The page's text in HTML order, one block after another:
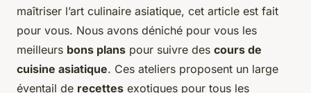
maîtriser l’art culinaire asiatique, cet article est fait
pour vous. Nous avons déniché pour vous les
meilleurs bons plans pour suivre des cours de
cuisine asiatique. Ces ateliers proposent un large
éventail de recettes exotiques pour tous les